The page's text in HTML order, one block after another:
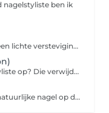
Een snelle gelpolish behandeling, met een lichte versteviging. Perfect voor korte, natuurlijke nagels, De gelpolish wordt aangebracht op een flexibele base wat zorgt voor een flexibele en duurzaam resultaat tot ong. 4 weken. Let Op! Dit is een express behandeling. We geven geen garantie op chips of scheuren, omdat er geen harde versteviging van de nagelarchitectuur wordt toegepast.
Heb je nog een set van je oude nagelstyliste op? Die verwijderen we eerst compleet, geen uitzonderingen. Zo hebben wij in onze relatie een Fresh start en geen akward (nagel) situaties.
De BIAB is een gelversteviging van de natuurlijke nagel op de eigen lengte (dit is dus geen nagelverlening). De nagels ogen natuurlijk. Keuze uit diverse naturel tinten of een gellak kleur eroverheen.